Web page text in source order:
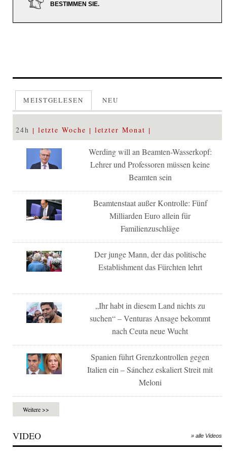
BESTIMMEN SIE.
MEISTGELESEN NEU
24h letzte Woche letzter Monat
Werding will an Beamten-Wasserkopf:
Lehrer und Professoren müssen keine
Beamten sein
Beamtenstaat außer Kontrolle: Fünf
Milliarden Euro allein für
Familienzuschläge
Der junge Mann, der das politische
Establishment das Fürchten lehrt
„Ihr habt in diesem Land nichts zu
suchen“ – Venturas Ansage bekommt
nach Ceuta neue Wucht
Spanien führt Grenzkontrollen gegen
Italien ein – Sánchez eskaliert Streit mit
Meloni
Weitere >>
VIDEO » alle Videos